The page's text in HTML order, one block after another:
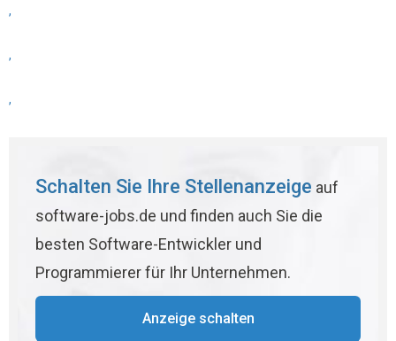
,
,
,
Schalten Sie Ihre Stellenanzeige auf
software-jobs.de und finden auch Sie die
besten Software-Entwickler und
Programmierer für Ihr Unternehmen.
Anzeige schalten